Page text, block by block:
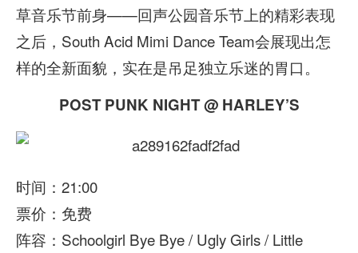
草音乐节前身——回声公园音乐节上的精彩表现
之后，South Acid Mimi Dance Team会展现出怎
样的全新面貌，实在是吊足独立乐迷的胃口。
POST PUNK NIGHT @ HARLEY’S
时间：21:00
票价：免费
阵容：Schoolgirl Bye Bye / Ugly Girls / Little